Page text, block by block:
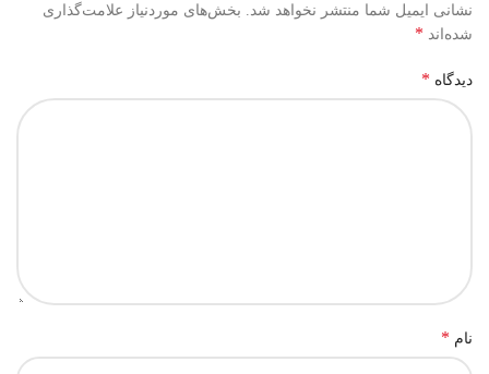
نشانی ایمیل شما منتشر نخواهد شد.
بخش‌های موردنیاز علامت‌گذاری
شده‌اند *
دیدگاه *
نام *